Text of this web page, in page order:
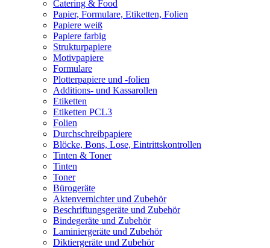
Catering & Food
Papier, Formulare, Etiketten, Folien
Papiere weiß
Papiere farbig
Strukturpapiere
Motivpapiere
Formulare
Plotterpapiere und -folien
Additions- und Kassarollen
Etiketten
Etiketten PCL3
Folien
Durchschreibpapiere
Blöcke, Bons, Lose, Eintrittskontrollen
Tinten & Toner
Tinten
Toner
Bürogeräte
Aktenvernichter und Zubehör
Beschriftungsgeräte und Zubehör
Bindegeräte und Zubehör
Laminiergeräte und Zubehör
Diktiergeräte und Zubehör